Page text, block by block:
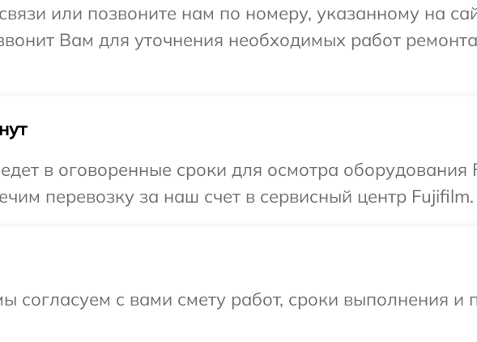
или позвоните нам по номеру, указанному на
Вам для уточнения необходимых работ
в оговоренные сроки для осмотра оборудования
перевозку за наш счет в сервисный центр Fujifilm.
согласуем с вами смету работ, сроки выполнения и